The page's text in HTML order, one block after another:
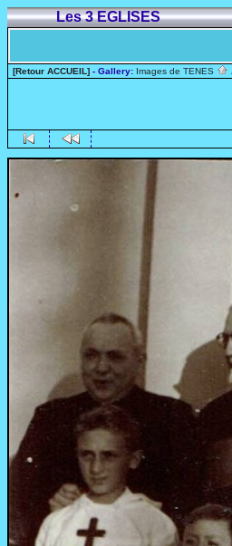
Les 3 EGLISES
[Retour ACCUEIL] - Gallery: Images de TENES